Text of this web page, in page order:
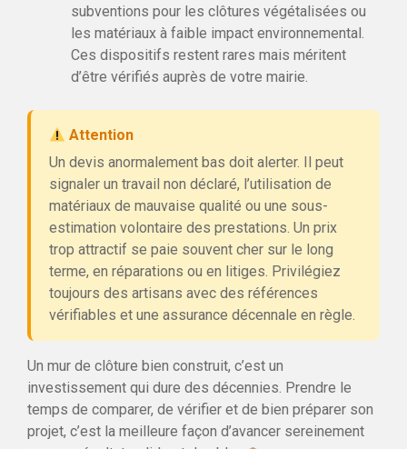
subventions pour les clôtures végétalisées ou
les matériaux à faible impact environnemental.
Ces dispositifs restent rares mais méritent
d’être vérifiés auprès de votre mairie.
Attention
Un devis anormalement bas doit alerter. Il peut
signaler un travail non déclaré, l’utilisation de
matériaux de mauvaise qualité ou une sous-
estimation volontaire des prestations. Un prix
trop attractif se paie souvent cher sur le long
terme, en réparations ou en litiges. Privilégiez
toujours des artisans avec des références
vérifiables et une assurance décennale en règle.
Un mur de clôture bien construit, c’est un
investissement qui dure des décennies. Prendre le
temps de comparer, de vérifier et de bien préparer son
projet, c’est la meilleure façon d’avancer sereinement